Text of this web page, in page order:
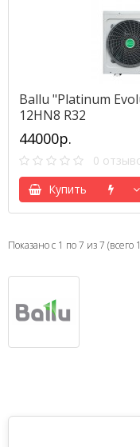
Ballu "Platinum
12HN8 R32
44000р.
0
Купить
Показано с 1 по 7 из 7 (всего